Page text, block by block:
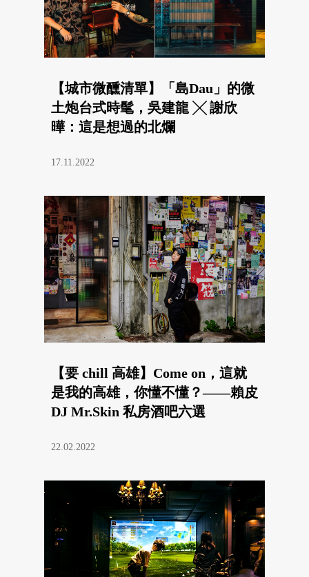
【城市微醺清單】「島Dau」的微
土炮台式時髦，吳建龍 ╳ 謝欣
曄：這是想過的北爛
17.11.2022
【要 chill 高雄】Come on，這就
是我的高雄，你懂不懂？——賴皮
DJ Mr.Skin 私房酒吧六選
22.02.2022